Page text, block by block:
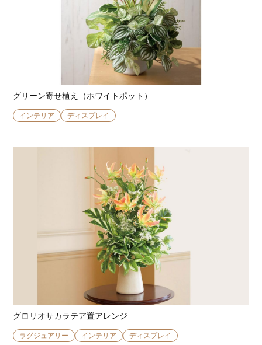
グリーン寄せ植え（ホワイトポット）
インテリア ディスプレイ
グロリオサカラテア置アレンジ
ラグジュアリー インテリア ディスプレイ